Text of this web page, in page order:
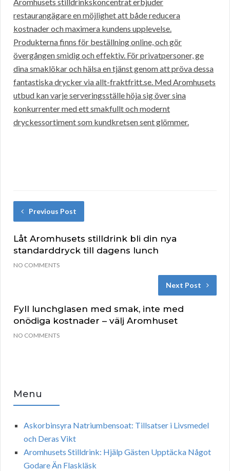
restaurangägare en möjlighet att både reducera
kostnader och maximera kundens upplevelse.
Produkterna finns för beställning online, och gör
övergången smidig och effektiv. För privatpersoner, ge
dina smaklökar och hälsa en tjänst genom att pröva dessa
fantastiska drycker via allt-fraktfritt.se. Med Aromhusets
utbud kan varje serveringsställe höja sig över sina
konkurrenter med ett smakfullt och modernt
dryckessortiment som kundkretsen sent glömmer.
Previous Post
Låt Aromhusets stilldrink bli din nya
standarddryck till dagens lunch
NO COMMENTS
Next Post
Fyll lunchglasen med smak, inte med
onödiga kostnader – välj Aromhuset
NO COMMENTS
Menu
Askorbinsyra Natriumbensoat: Tillsatser i Livsmedel
och Deras Vikt
Aromhusets Stilldrink: Hjälp Gästen Upptäcka Något
Godare Än Flaskläsk